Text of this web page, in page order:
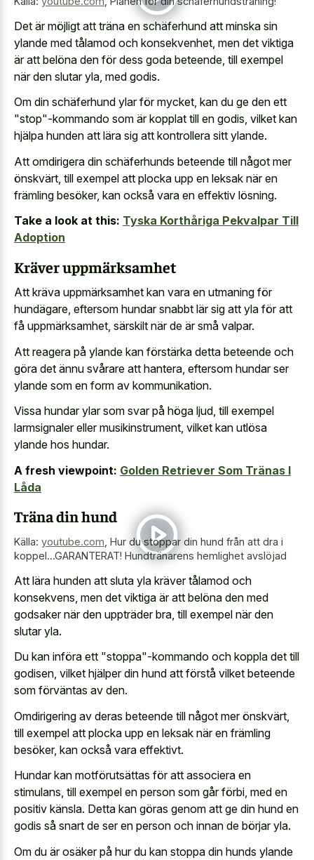
Det är möjligt att träna en schäferhund att minska sin
ylande med tålamod och konsekvenhet, men det viktiga
är att belöna den för dess goda beteende, till exempel
när den slutar yla, med godis.
Om din schäferhund ylar för mycket, kan du ge den ett
"stop"-kommando som är kopplat till en godis, vilket kan
hjälpa hunden att lära sig att kontrollera sitt ylande.
Att omdirigera din schäferhunds beteende till något mer
önskvärt, till exempel att plocka upp en leksak när en
främling besöker, kan också vara en effektiv lösning.
Take a look at this: Tyska Korthåriga Pekvalpar Till
Adoption
Kräver uppmärksamhet
Att kräva uppmärksamhet kan vara en utmaning för
hundägare, eftersom hundar snabbt lär sig att yla för att
få uppmärksamhet, särskilt när de är små valpar.
Att reagera på ylande kan förstärka detta beteende och
göra det ännu svårare att hantera, eftersom hundar ser
ylande som en form av kommunikation.
Vissa hundar ylar som svar på höga ljud, till exempel
larmsignaler eller musikinstrument, vilket kan utlösa
ylande hos hundar.
A fresh viewpoint: Golden Retriever Som Tränas I
Låda
Träna din hund
Källa: youtube.com Hur du stoppar din hund från att dra i
koppel...GARANTERAT! Hundtränarens hemlighet avslöjad
Att lära hunden att sluta yla kräver tålamod och
konsekvens, men det viktiga är att belöna den med
godsaker när den uppträder bra, till exempel när den
slutar yla.
Du kan införa ett "stoppa"-kommando och koppla det till
godisen, vilket hjälper din hund att förstå vilket beteende
som förväntas av den.
Omdirigering av deras beteende till något mer önskvärt,
till exempel att plocka upp en leksak när en främling
besöker, kan också vara effektivt.
Hundar kan motförutsättas för att associera en
stimulans, till exempel en person som går förbi, med en
positiv känsla. Detta kan göras genom att ge din hund en
godis så snart de ser en person och innan de börjar yla.
Om du är osäker på hur du kan stoppa din hunds ylande